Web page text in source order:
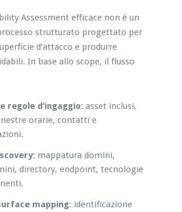
Assessment efficace non è un
strutturato progettato per
d’attacco e produrre
In base allo scope, il flusso
regole d’ingaggio: asset inclusi,
orarie, contatti e
: mappatura domini,
directory, endpoint, tecnologie
mapping: identificazione